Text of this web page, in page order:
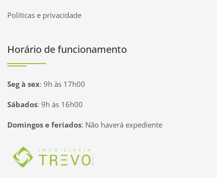
Políticas e privacidade
Horário de funcionamento
Seg à sex: 9h às 17h00
Sábados: 9h às 16h00
Domingos e feriados: Não haverá expediente
Página inicial